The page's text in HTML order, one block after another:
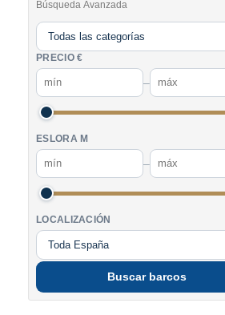
Búsqueda Avanzada
PRECIO €
–
ESLORA M
–
LOCALIZACIÓN
Buscar barcos